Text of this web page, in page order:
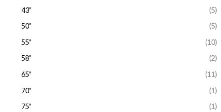
43"
(5)
50"
(5)
55"
(10)
58"
(2)
65"
(11)
70"
(1)
75"
(1)